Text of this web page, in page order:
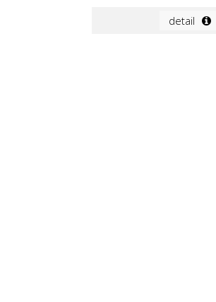
detail